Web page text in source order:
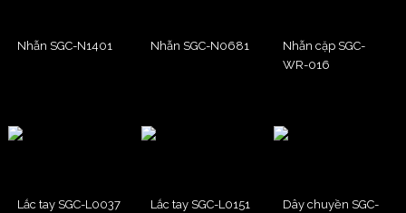
Nhẫn SGC-N1401 Nhẫn SGC-N0681
Nhẫn cặp SGC-
WR-016
Lắc tay SGC-L0037 Lắc tay SGC-L0151
Dây chuyền SGC-